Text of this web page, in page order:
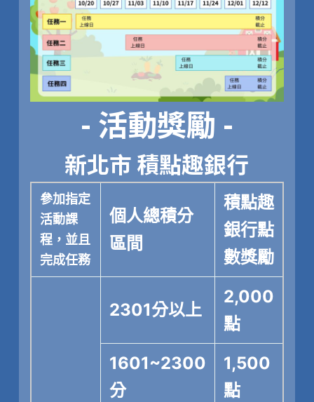
- 活動獎勵 -
新北市 積點趣銀行
參加指定
活動課
程，並且
完成任務
個人總積分
區間
積點趣
銀行點
數獎勵
2301分以上
2,000
點
1601~2300
分
1,500
點